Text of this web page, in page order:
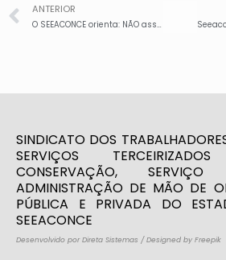
ANTERIOR
O SEEACONCE orienta: NÃO assine acordo mútuo. Procure o sindicato e garanta seus direitos
SINDICATO DOS
SERVIÇOS
CONSERVAÇÃO, SERVIÇO
ADMINISTRAÇÃO DE MÃO DE
PÚBLICA E PRIVADA DO
SEEACONCE
Desenvolvido por Direta Sistemas / Designed by Freepik